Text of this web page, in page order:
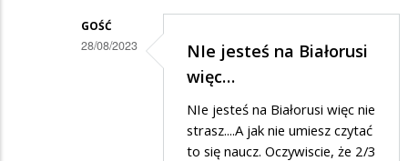
myśliwi…
GOŚĆ
28/08/2023
NIe jesteś na Białorusi
więc…
NIe jesteś na Białorusi więc nie
strasz....A jak nie umiesz czytać
to się naucz. Oczywiscie, że 2/3